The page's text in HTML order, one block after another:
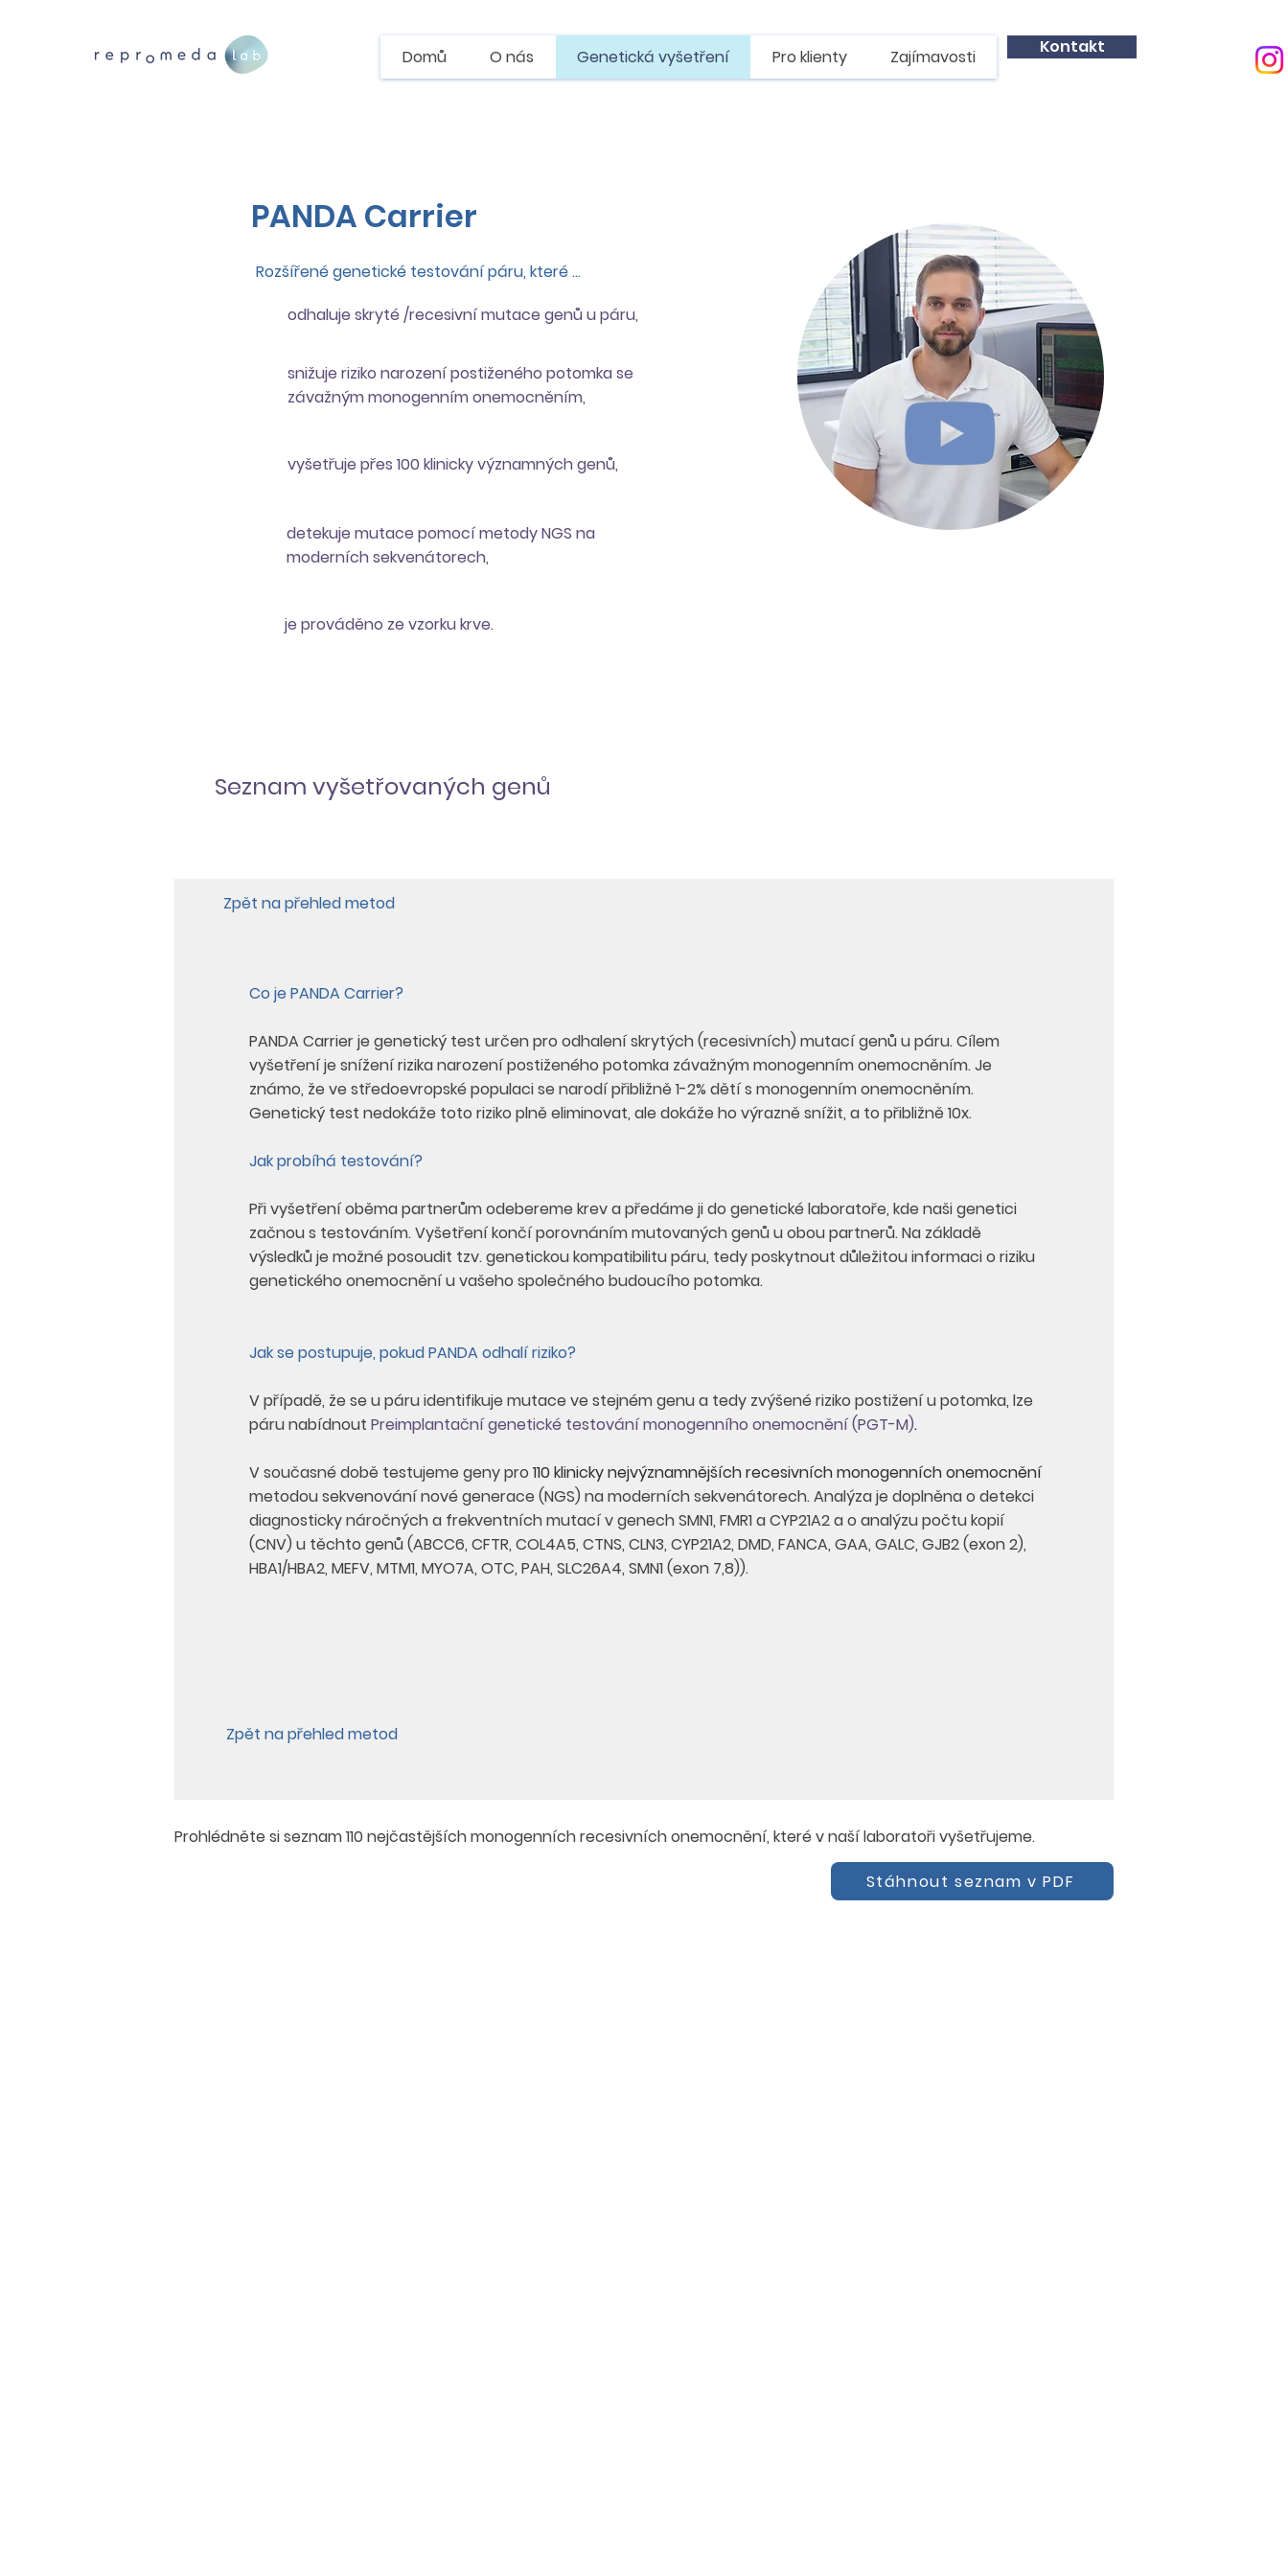
Domů O nás Genetická vyšetření Pro klienty Zajímavosti Kontakt
PANDA Carrier
Rozšířené genetické testování páru, které ...
odhaluje skryté /recesivní mutace genů u páru,
snižuje riziko narození postiženého potomka se
závažným monogenním onemocněním,
vyšetřuje přes 100 klinicky významných genů,
detekuje mutace pomocí metody NGS na
moderních sekvenátorech,
je prováděno ze vzorku krve.
Seznam vyšetřovaných genů
Zpět na přehled metod
Co je PANDA Carrier?
PANDA Carrier je genetický test určen pro odhalení skrytých (recesivních) mutací genů u páru. Cílem
vyšetření je snížení rizika narození postiženého potomka závažným monogenním onemocněním. Je
známo, že ve středoevropské populaci se narodí přibližně 1-2% dětí s monogenním onemocněním.
Genetický test nedokáže toto riziko plně eliminovat, ale dokáže ho výrazně snížit, a to přibližně 10x.
Jak probíhá testování?
Při vyšetření oběma partnerům odebereme krev a předáme ji do genetické laboratoře, kde naši genetici
začnou s testováním. Vyšetření končí porovnáním mutovaných genů u obou partnerů. Na základě
výsledků je možné posoudit tzv. genetickou kompatibilitu páru, tedy poskytnout důležitou informaci o riziku
genetického onemocnění u vašeho společného budoucího potomka.
Jak se postupuje, pokud PANDA odhalí riziko?
V případě, že se u páru identifikuje mutace ve stejném genu a tedy zvýšené riziko postižení u potomka, lze
páru nabídnout Preimplantační genetické testování monogenního onemocnění (PGT-M).
V současné době testujeme geny pro 110 klinicky nejvýznamnějších recesivních monogenních onemocnění
metodou sekvenování nové generace (NGS) na moderních sekvenátorech. Analýza je doplněna o detekci
diagnosticky náročných a frekventních mutací v genech SMN1, FMR1 a CYP21A2 a o analýzu počtu kopií
(CNV) u těchto genů (ABCC6, CFTR, COL4A5, CTNS, CLN3, CYP21A2, DMD, FANCA, GAA, GALC, GJB2 (exon 2),
HBA1/HBA2, MEFV, MTM1, MYO7A, OTC, PAH, SLC26A4, SMN1 (exon 7,8)).
Zpět na přehled metod
Prohlédněte si seznam110 nejčastějších monogenních recesivních onemocnění, které v naší laboratoři vyšetřujeme.
Stáhnout seznam v PDF